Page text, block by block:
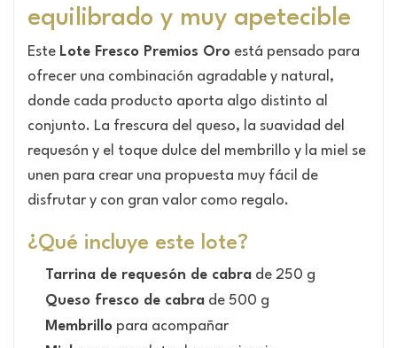
equilibrado y muy apetecible
Este Lote Fresco Premios Oro está pensado para
ofrecer una combinación agradable y natural,
donde cada producto aporta algo distinto al
conjunto. La frescura del queso, la suavidad del
requesón y el toque dulce del membrillo y la miel se
unen para crear una propuesta muy fácil de
disfrutar y con gran valor como regalo.
¿Qué incluye este lote?
Tarrina de requesón de cabra de 250 g
Queso fresco de cabra de 500 g
Membrillo para acompañar